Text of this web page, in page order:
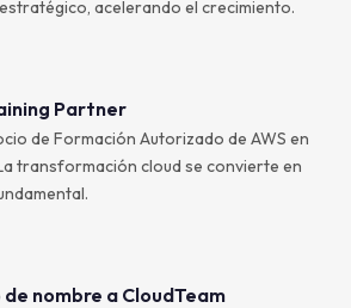
acelerando el crecimiento.
Partner
de Formación Autorizado de AWS en
transformación cloud se convierte en
de nombre a CloudTeam